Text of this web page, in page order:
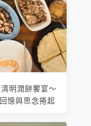
明潤餅饗宴～
憶與思念捲起